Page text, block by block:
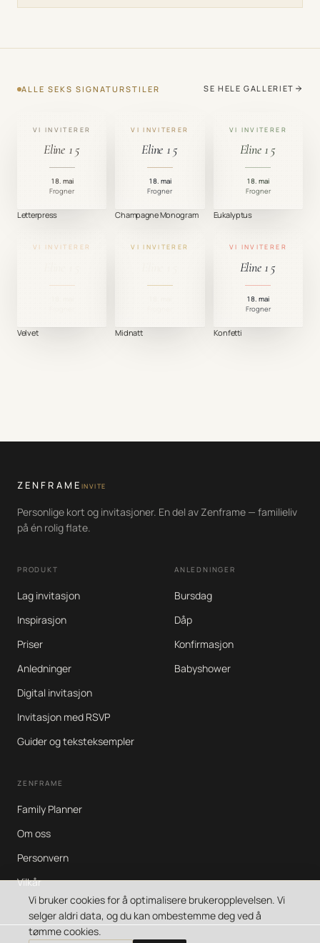
ALLE SEKS SIGNATURSTILER SE HELE GALLERIET
VI INVITERER
Eline 15
18. mai
Frogner
Letterpress
VI INVITERER
Eline 15
18. mai
Frogner
Champagne Monogram
VI INVITERER
Eline 15
18. mai
Frogner
Eukalyptus
VI INVITERER
Velvet
VI INVITERER
Midnatt
VI INVITERER
Eline 15
18. mai
Frogner
Konfetti
ZENFRAME INVITE
Personlige kort og invitasjoner. En del av Zenframe — familieliv
på én rolig flate.
PRODUKT
Lag invitasjon
Inspirasjon
Priser
Anledninger
Digital invitasjon
Invitasjon med RSVP
Guider og teksteksempler
ANLEDNINGER
Bursdag
Dåp
Konfirmasjon
Babyshower
ZENFRAME
Family Planner
Om oss
Personvern
Vilkår
Vi bruker cookies for å optimalisere brukeropplevelsen. Vi
selger aldri data, og du kan ombestemme deg ved å
tømme cookies.